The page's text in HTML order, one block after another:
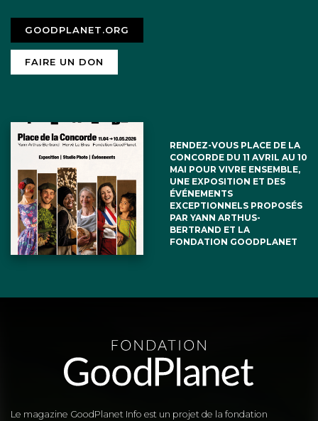
GOODPLANET.ORG
FAIRE UN DON
RENDEZ-VOUS PLACE DE LA
CONCORDE DU 11 AVRIL AU 10
MAI POUR VIVRE ENSEMBLE,
UNE EXPOSITION ET DES
ÉVÉNEMENTS
EXCEPTIONNELS PROPOSÉS
PAR YANN ARTHUS-
BERTRAND ET LA
FONDATION GOODPLANET
Le magazine GoodPlanet Info est un projet de la fondation